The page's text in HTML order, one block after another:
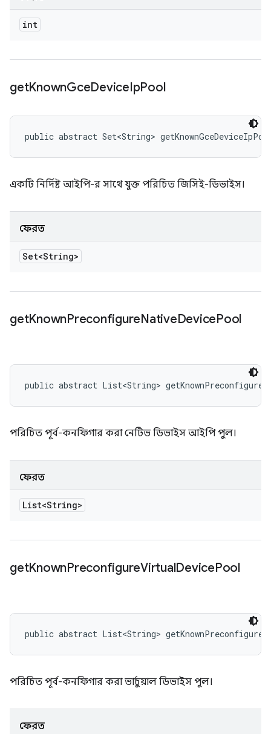
int
getKnownGceDeviceIpPool
public abstract Set<String>
একটি নির্দিষ্ট আইপি-র সাথে যুক্ত পরিচিত জিসিই-ডিভাইস।
ফেরত
Set<String>
getKnownPreconfigureNativeDevicePool
public abstract List<String>
পরিচিত পূর্ব-কনফিগার করা নেটিভ ডিভাইস আইপি পুল।
ফেরত
List<String>
getKnownPreconfigureVirtualDevicePool
public abstract List<String>
পরিচিত পূর্ব-কনফিগার করা ভার্চুয়াল ডিভাইস পুল।
ফেরত